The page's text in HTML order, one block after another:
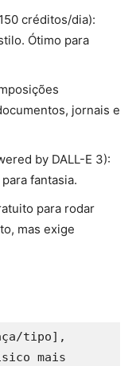
créditos/dia):
Ótimo para
jornais e
by DALL-E 3):
fantasia.
para rodar
mas exige
tipo],
mais